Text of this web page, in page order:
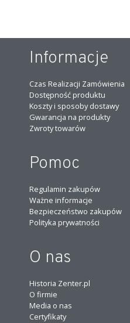
Informacje
Czas Realizacji Zamówienia
Dostępność produktu
Koszty i sposoby dostawy
Gwarancja na produkty
Zwroty towarów
Pomoc
Regulamin zakupów
Ważne informacje
Bezpieczeństwo zakupów
Polityka prywatności
O nas
Historia Zenter.pl
O firmie
Media o nas
Certyfikaty